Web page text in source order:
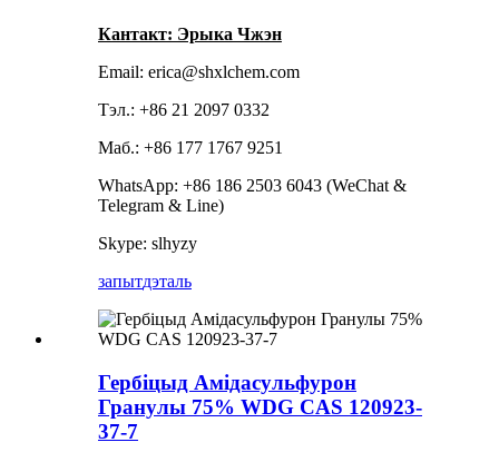
Кантакт: Эрыка Чжэн
Email: erica@shxlchem.com
Тэл.: +86 21 2097 0332
Маб.: +86 177 1767 9251
WhatsApp: +86 186 2503 6043 (WeChat &
Telegram & Line)
Skype: slhyzy
запытдэталь
Гербіцыд Амідасульфурон
Гранулы 75% WDG CAS 120923-
37-7